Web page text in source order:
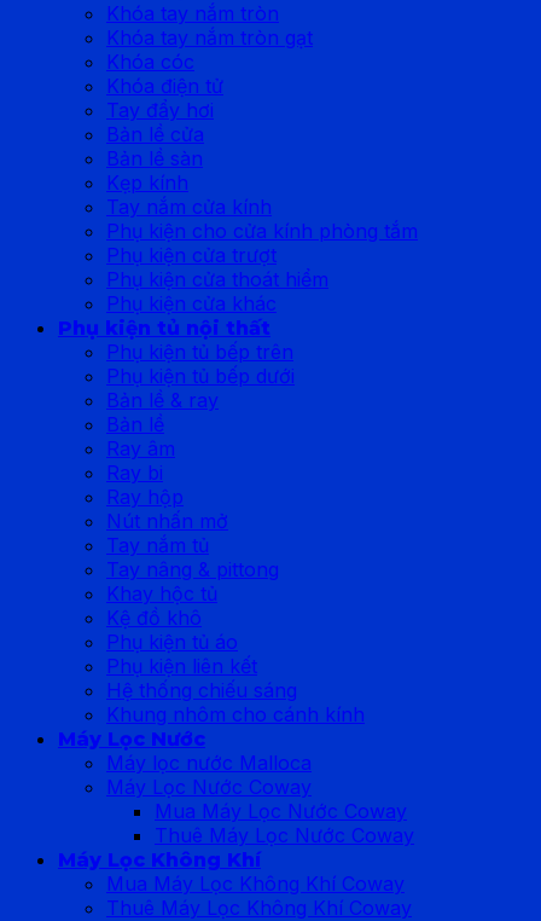
Khóa tay nắm tròn
Khóa tay nắm tròn gạt
Khóa cóc
Khóa điện tử
Tay đẩy hơi
Bản lề cửa
Bản lề sàn
Kẹp kính
Tay nắm cửa kính
Phụ kiện cho cửa kính phòng tắm
Phụ kiện cửa trượt
Phụ kiện cửa thoát hiểm
Phụ kiện cửa khác
Phụ kiện tủ nội thất
Phụ kiện tủ bếp trên
Phụ kiện tủ bếp dưới
Bản lề & ray
Bản lề
Ray âm
Ray bi
Ray hộp
Nút nhấn mở
Tay nắm tủ
Tay nâng & pittong
Khay hộc tủ
Kệ đồ khô
Phụ kiện tủ áo
Phụ kiện liên kết
Hệ thống chiếu sáng
Khung nhôm cho cánh kính
Máy Lọc Nước
Máy lọc nước Malloca
Máy Lọc Nước Coway
Mua Máy Lọc Nước Coway
Thuê Máy Lọc Nước Coway
Máy Lọc Không Khí
Mua Máy Lọc Không Khí Coway
Thuê Máy Lọc Không Khí Coway